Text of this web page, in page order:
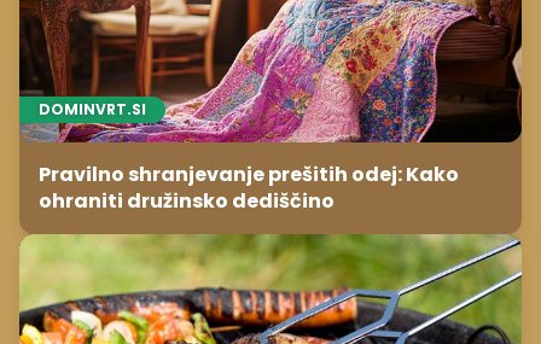
DOMINVRT.SI
Pravilno shranjevanje prešitih odej: Kako
ohraniti družinsko dediščino